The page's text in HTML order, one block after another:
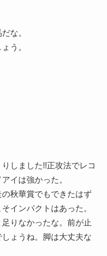
な。
う。
しました!!正攻法でレコ
イは強かった。
秋華賞でもできたはず
インパクトはあった。
りなかったな。前が止
ょうね。脚は大丈夫な